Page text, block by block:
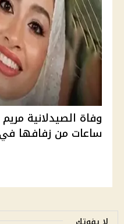
وفاة الصيدلانية
ساعات من زفافها